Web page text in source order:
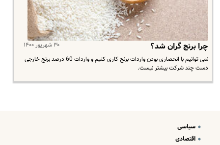
۳۰ شهریور ۱۴۰۰ چرا برنج گران شد؟
نمی توانیم با انحصاری بودن واردات برنج کاری کنیم و واردات 60 درصد برنج خارجی
دست چند شرکت بیشتر نیست.
سیاسی
اقتصادی